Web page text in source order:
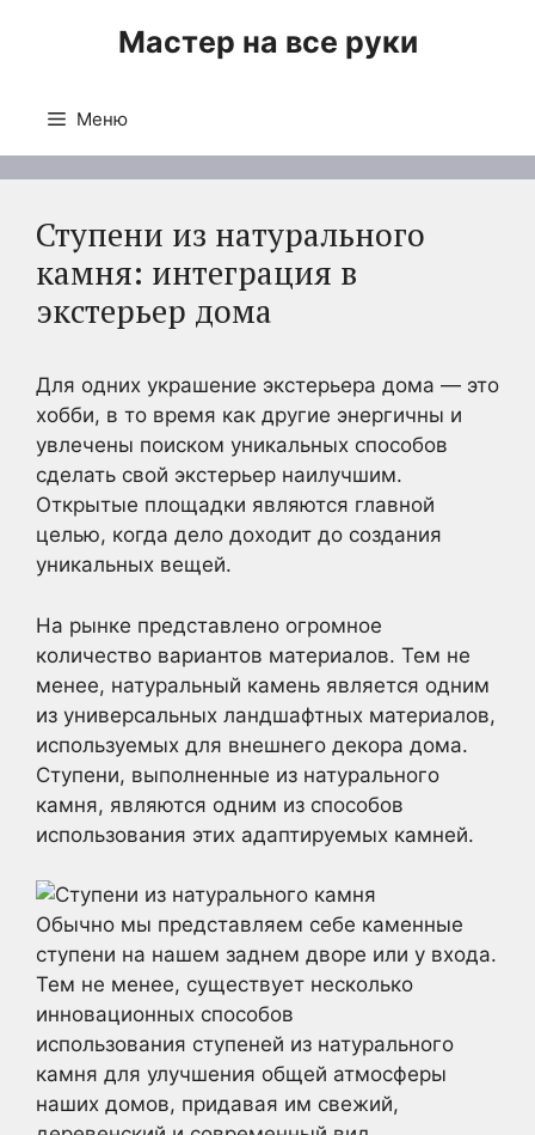
Мастер на все руки
Меню
Ступени из натурального
камня: интеграция в
экстерьер дома
Для одних украшение экстерьера дома — это
хобби, в то время как другие энергичны и
увлечены поиском уникальных способов
сделать свой экстерьер наилучшим.
Открытые площадки являются главной
целью, когда дело доходит до создания
уникальных вещей.
На рынке представлено огромное
количество вариантов материалов. Тем не
менее, натуральный камень является одним
из универсальных ландшафтных материалов,
используемых для внешнего декора дома.
Ступени, выполненные из натурального
камня, являются одним из способов
использования этих адаптируемых камней.
Обычно мы представляем себе каменные
ступени на нашем заднем дворе или у входа.
Тем не менее, существует несколько
инновационных способов
использования ступеней из натурального
камня для улучшения общей атмосферы
наших домов, придавая им свежий,